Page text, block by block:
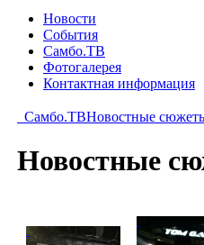
Новости
События
Самбо.ТВ
Фотогалерея
Контактная информация
Самбо.ТВНовостные
Новостные